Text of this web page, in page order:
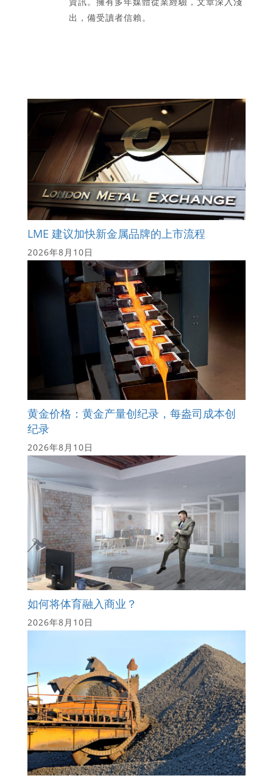
出，備受讀者信賴。
LME 建议加快新金属品牌的上市流程
2026年8月10日
黄金价格：黄金产量创纪录，每盎司成本创
纪录
2026年8月10日
如何将体育融入商业？
2026年8月10日